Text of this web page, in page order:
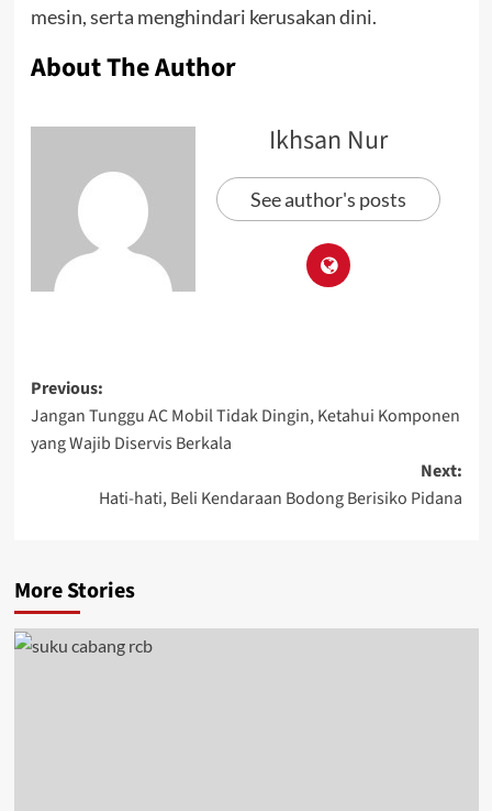
mesin, serta menghindari kerusakan dini.
About The Author
Ikhsan Nur
See author's posts
Previous:
Jangan Tunggu AC Mobil Tidak Dingin, Ketahui Komponen
yang Wajib Diservis Berkala
Next:
Hati-hati, Beli Kendaraan Bodong Berisiko Pidana
More Stories